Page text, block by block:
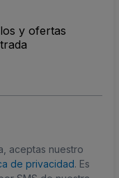
y ofertas
aceptas nuestro
de privacidad. Es